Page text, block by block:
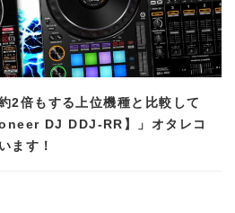
2倍もする上位機種と比較して
DJ DDJ-RR】」オタレコ
ます！